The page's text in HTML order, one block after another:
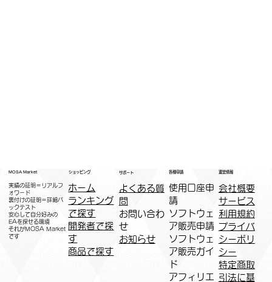
MOSA Market
実績の証明＝リアルフ
ォワード
裏付けの証明＝詳細バ
ックテスト
安心して自分好みの
EAを探せる環境
​それがMOSA Market
です
ショッピング
ホーム
ランキング
で探す
開発者で探
す
商品で探す
サポート
よくある質
問
お問い合わ
せ
お知らせ
各種申請
​使用口座申
請
ソフトウェ
ア販売申請
ソフトウェ
ア販売ガイ
ド
アフィリエ
運営情報
会社概要
サービス
利用規約
プライバ
シーポリ
シー
特定商取
引法に基